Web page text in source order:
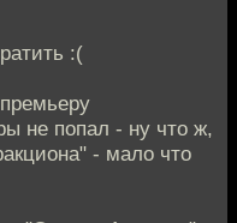
:(
не попал - ну что ж,
- мало что